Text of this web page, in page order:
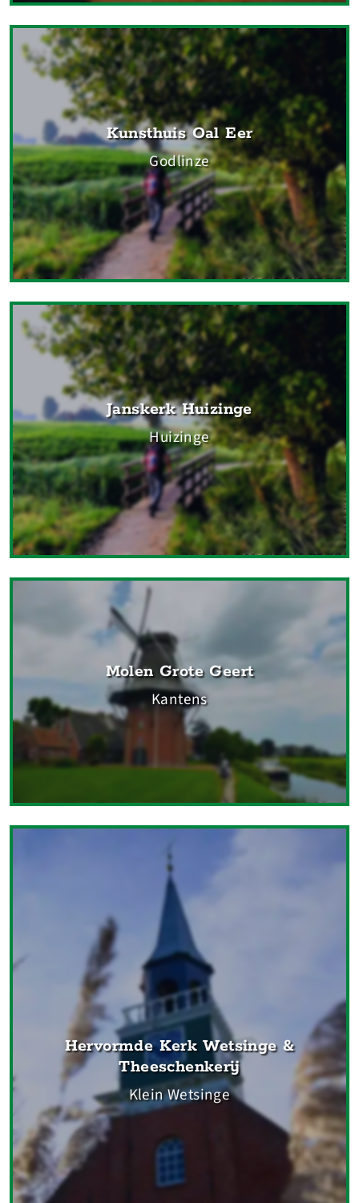
Kunsthuis Oal Eer
Godlinze
Janskerk Huizinge
Huizinge
Molen Grote Geert
Kantens
Hervormde Kerk Wetsinge &
Theeschenkerij
Klein Wetsinge